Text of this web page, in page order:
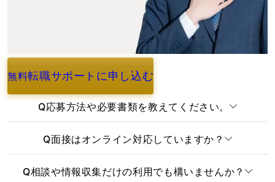
無料転職サポートに申し込む
よくあるご質問
Q応募方法や必要書類を教えてください。
Q面接はオンライン対応していますか？
Q相談や情報収集だけの利用でも構いませんか？